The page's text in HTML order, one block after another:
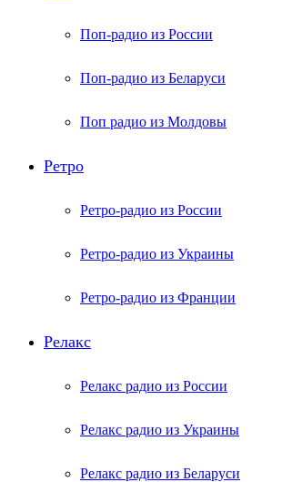
Поп-радио из России
Поп-радио из Беларуси
Поп радио из Молдовы
Ретро
Ретро-радио из России
Ретро-радио из Украины
Ретро-радио из Франции
Релакс
Релакс радио из России
Релакс радио из Украины
Релакс радио из Беларуси